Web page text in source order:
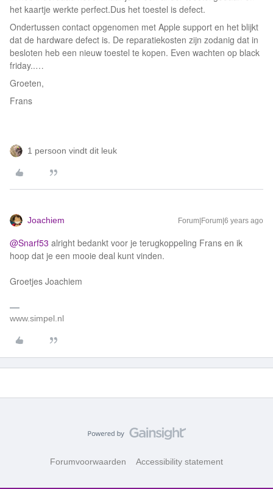
het kaartje werkte perfect.Dus het toestel is defect.
Ondertussen contact opgenomen met Apple support en het blijkt
dat de hardware defect is. De reparatiekosten zijn zodanig dat in
besloten heb een nieuw toestel te kopen. Even wachten op black
friday..…
Groeten,
Frans
1 persoon vindt dit leuk
Joachiem Forum|Forum|6 years ago
@Snarf53 alright bedankt voor je terugkoppeling Frans en ik
hoop dat je een mooie deal kunt vinden.
Groetjes Joachiem
www.simpel.nl
Forumvoorwaarden Accessibility statement